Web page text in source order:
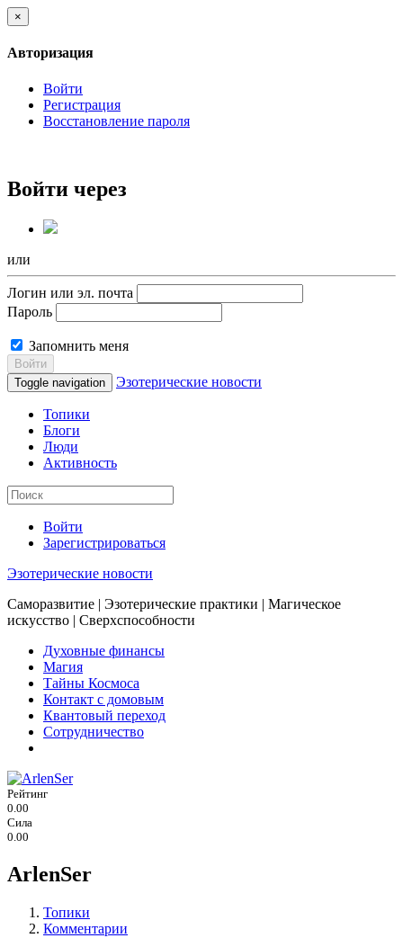
×
Авторизация
Войти
Регистрация
Восстановление пароля
Войти через
или
Логин или эл. почта
Пароль
Запомнить меня
Войти
Toggle navigation
Эзотерические новости
Топики
Блоги
Люди
Активность
Войти
Зарегистрироваться
Эзотерические новости
Саморазвитие | Эзотерические практики | Магическое
искусство | Сверхспособности
Духовные финансы
Магия
Тайны Космоса
Контакт с домовым
Квантовый переход
Сотрудничество
Рейтинг
0.00
Сила
0.00
ArlenSer
Топики
Комментарии